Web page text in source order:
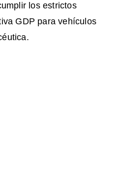
los estrictos
GDP para vehículos